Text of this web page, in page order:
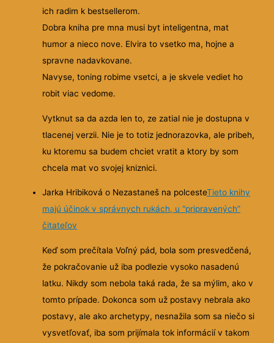
ich radim k bestsellerom.
Dobra kniha pre mna musi byt inteligentna, mat
humor a nieco nove. Elvira to vsetko ma, hojne a
spravne nadavkovane.
Navyse, toning robime vsetci, a je skvele vediet ho
robit viac vedome.
Vytknut sa da azda len to, ze zatial nie je dostupna v
tlacenej verzii. Nie je to totiz jednorazovka, ale pribeh,
ku ktoremu sa budem chciet vratit a ktory by som
chcela mat vo svojej kniznici.
Jarka Hribiková o Nezastaneš na polcesteTieto knihy
majú účinok v správnych rukách, u “pripravených”
čitateľov
Keď som prečítala Voľný pád, bola som presvedčená,
že pokračovanie už iba podlezie vysoko nasadenú
latku. Nikdy som nebola taká rada, že sa mýlim, ako v
tomto prípade. Dokonca som už postavy nebrala ako
postavy, ale ako archetypy, nesnažila som sa niečo si
vysvetľovať, iba som prijímala tok informácií v takom